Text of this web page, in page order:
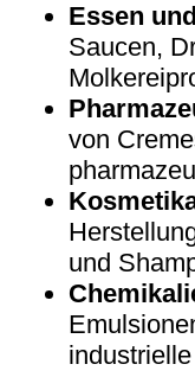
Essen
Saucen,
von
und